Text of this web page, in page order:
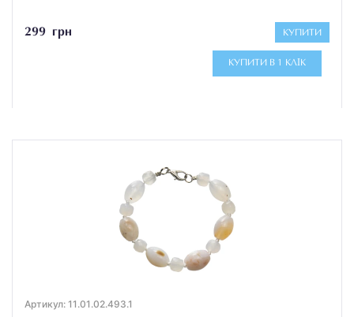
299 грн КУПИТИ
КУПИТИ В 1 КЛІК
Артикул: 11.01.02.493.1